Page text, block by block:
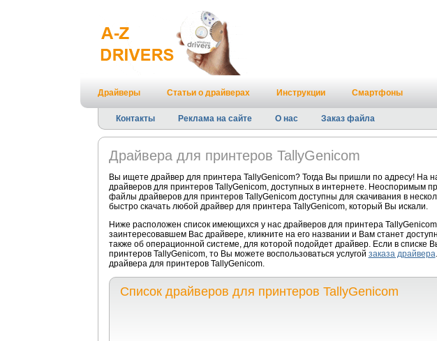
Драйверы Статьи о драйверах Инструкции Смартфоны
Контакты Реклама на сайте О нас Заказ файла
Драйвера для принтеров TallyGenicom
Вы ищете драйвер для принтера TallyGenicom? Тогда Вы пришли по адресу! На
драйверов для принтеров TallyGenicom, доступных в интернете. Неоспоримым
файлы драйверов для принтеров TallyGenicom доступны для скачивания в
быстро скачать любой драйвер для принтера TallyGenicom, который Вы искали.
Ниже расположен список имеющихся у нас драйверов для принтера
заинтересовавшем Вас драйвере, кликните на его названии и Вам станет
также об операционной системе, для которой подойдет драйвер. Если в списке
принтеров TallyGenicom, то Вы можете воспользоваться услугой заказа драйвера
драйвера для принтеров TallyGenicom.
Список драйверов для принтеров TallyGenicom